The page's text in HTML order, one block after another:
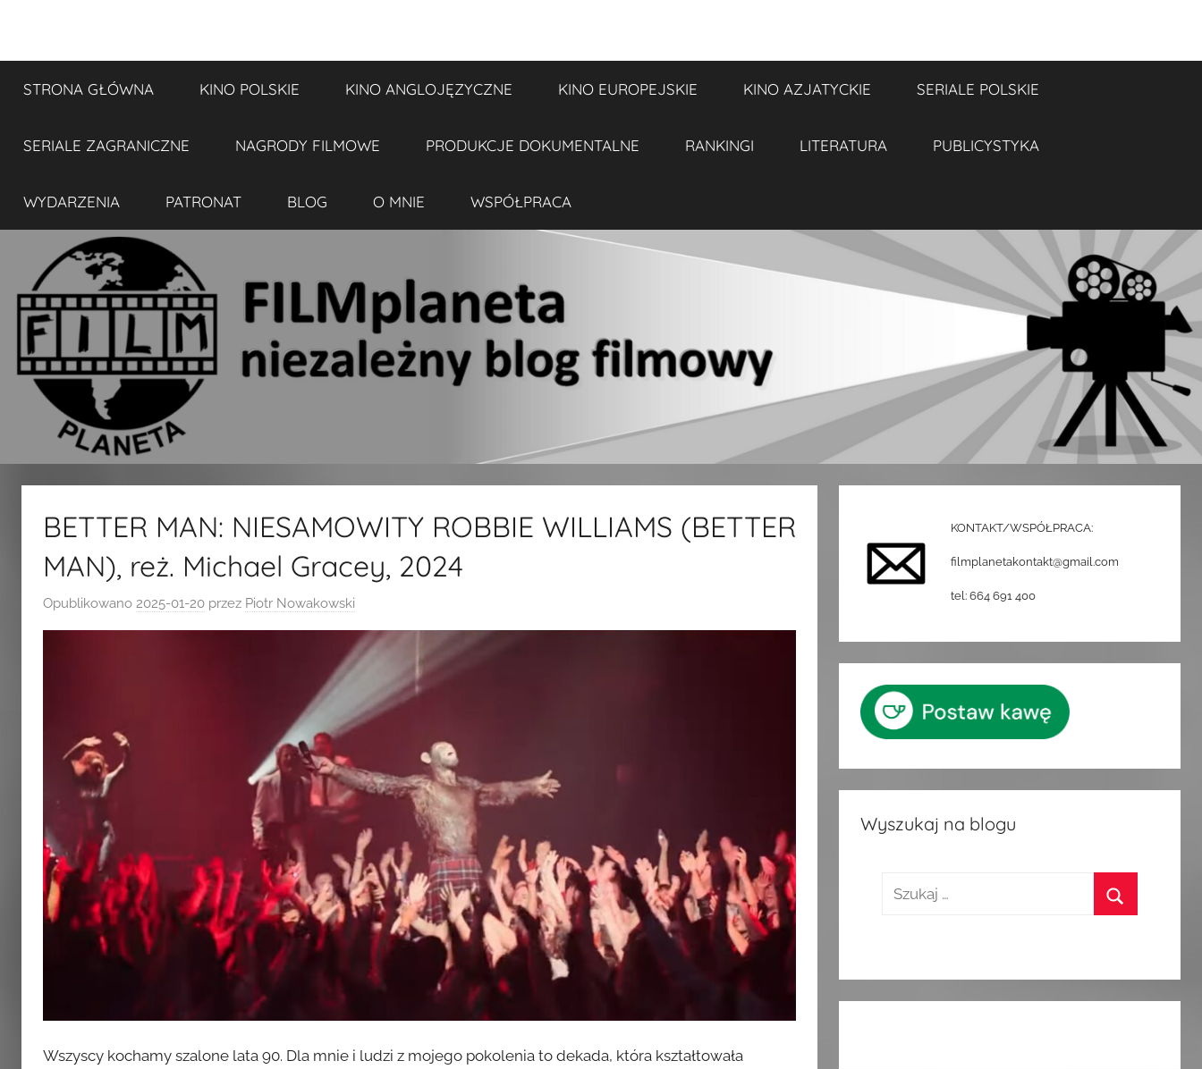
treściFILMplaneta
blog
filmowy
STRONA GŁÓWNA KINO POLSKIE KINO ANGLOJĘZYCZNE KINO EUROPEJSKIE KINO AZJATYCKIE SERIALE POLSKIE
SERIALE ZAGRANICZNE NAGRODY FILMOWE PRODUKCJE DOKUMENTALNE RANKINGI LITERATURA PUBLICYSTYKA
WYDARZENIA PATRONAT BLOG O MNIE WSPÓŁPRACA
BETTER MAN: NIESAMOWITY ROBBIE WILLIAMS (BETTER
MAN), reż. Michael Gracey, 2024
Opublikowano 2025-01-20 przez Piotr Nowakowski
Wszyscy kochamy szalone lata 90. Dla mnie i ludzi z mojego pokolenia to dekada, która kształtowała
KONTAKT/WSPÓŁPRACA:
filmplanetakontakt@gmail.com
tel: 664 691 400
Wyszukaj na blogu
Szukaj: